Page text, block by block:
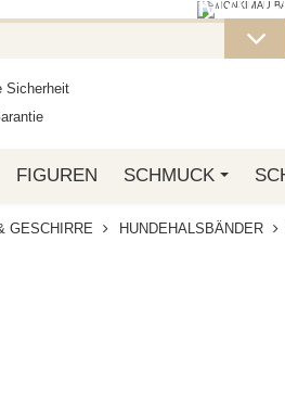
Sicherheit
FIGUREN SCHMUCK
GESCHIRRE HUNDEHALSBÄNDER